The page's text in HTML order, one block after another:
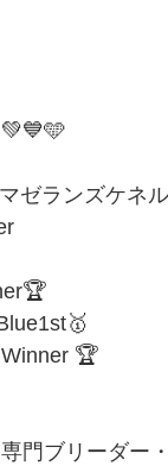
ゼランズケネ
🏆
門ブリーダー